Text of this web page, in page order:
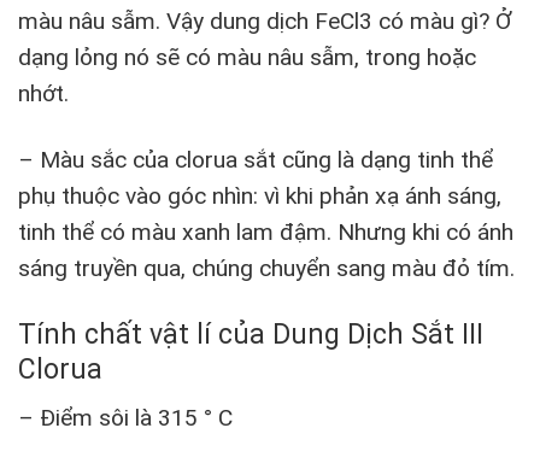
màu nâu sẫm. Vậy dung dịch FeCl3 có màu gì? Ở
dạng lỏng nó sẽ có màu nâu sẫm, trong hoặc
nhớt.
– Màu sắc của clorua sắt cũng là dạng tinh thể
phụ thuộc vào góc nhìn: vì khi phản xạ ánh sáng,
tinh thể có màu xanh lam đậm. Nhưng khi có ánh
sáng truyền qua, chúng chuyển sang màu đỏ tím.
Tính chất vật lí của Dung Dịch Sắt III
Clorua
– Điểm sôi là 315 ° C